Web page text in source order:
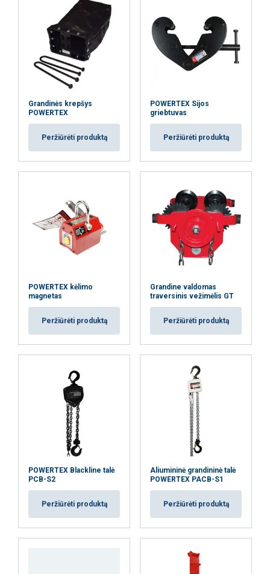
Elektrinis sijos vežimėlis (valdomas keitikliu - dvigubas
greitis)
Grandinės krepšys
POWERTEX
Peržiūrėti produktą
POWERTEX Sijos
griebtuvas
Peržiūrėti produktą
POWERTEX kėlimo
magnetas
Peržiūrėti produktą
Grandine valdomas
traversinis vežimėlis GT
Peržiūrėti produktą
POWERTEX Blackline talė
PCB-S2
Peržiūrėti produktą
Aliumininė grandininė talė
POWERTEX PACB-S1
Peržiūrėti produktą